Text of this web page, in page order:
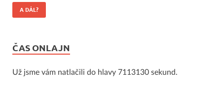
A DÁL?
ČAS ONLAJN
Už jsme vám natlačili do hlavy 7113130 sekund.